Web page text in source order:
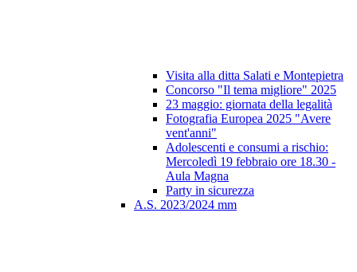
Visita alla ditta Salati e Montepietra
Concorso "Il tema migliore" 2025
23 maggio: giornata della legalità
Fotografia Europea 2025 "Avere
vent'anni"
Adolescenti e consumi a rischio:
Mercoledì 19 febbraio ore 18.30 -
Aula Magna
Party in sicurezza
A.S. 2023/2024 mm